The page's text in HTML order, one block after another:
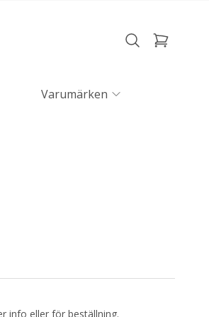
Varumärken
info eller för beställning.